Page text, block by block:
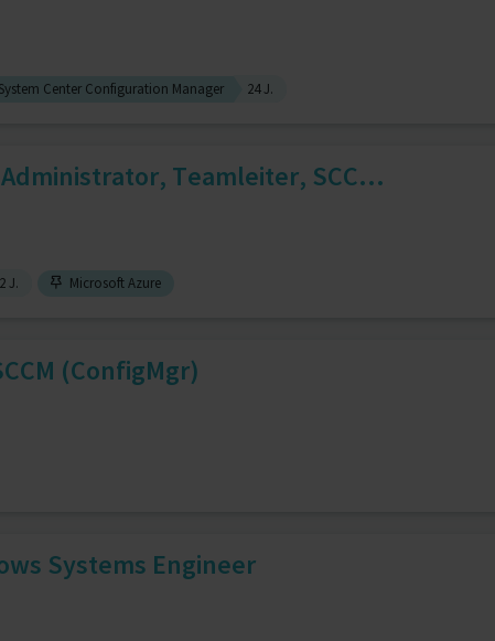
System Center Configuration Manager 24 J.
Teamleiter, SCC...
2 J. Microsoft Azure
(ConfigMgr)
Systems Engineer